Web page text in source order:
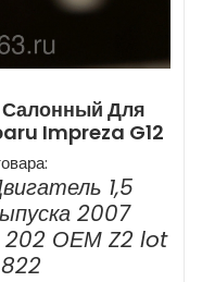
Салонный Для
Impreza G12
1,5
2007
202 ОЕМ Z2 lot